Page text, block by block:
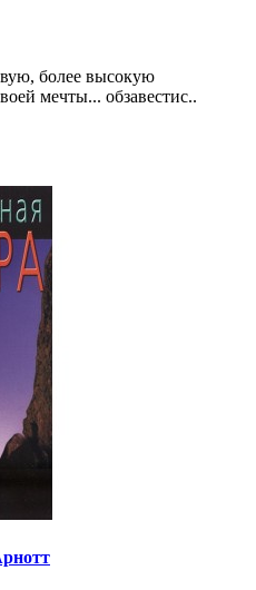
более высокую
мечты... обзавестис..